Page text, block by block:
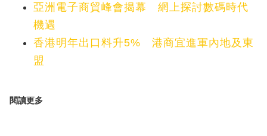
亞洲電子商貿峰會揭幕 網上探討數碼時代
機遇
香港明年出口料升5% 港商宜進軍內地及東
盟
閱讀更多